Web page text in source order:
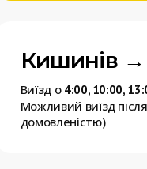
Кишинів →
Виїзд о 4:00, 10:00,
Можливий виїзд
домовленістю)